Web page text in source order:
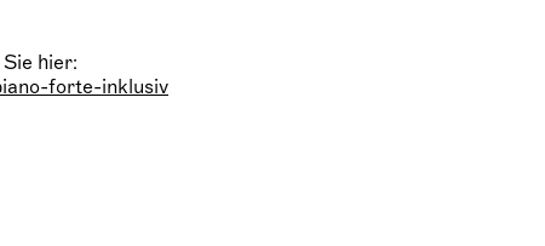
hier:
forte-inklusiv